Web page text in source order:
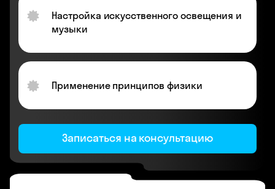
Настройка искусственного освещения и
музыки
Применение принципов физики
Записаться на консультацию